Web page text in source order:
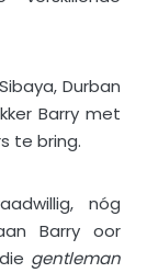
Durban
Barry met
te bring.
nóg
Barry oor
gentleman